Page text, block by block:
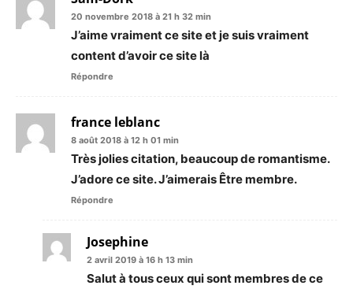
20 novembre 2018 à 21 h 32 min
J’aime vraiment ce site et je suis vraiment
content d’avoir ce site là
Répondre
france leblanc
8 août 2018 à 12 h 01 min
Très jolies citation, beaucoup de romantisme.
J’adore ce site. J’aimerais Être membre.
Répondre
Josephine
2 avril 2019 à 16 h 13 min
Salut à tous ceux qui sont membres de ce